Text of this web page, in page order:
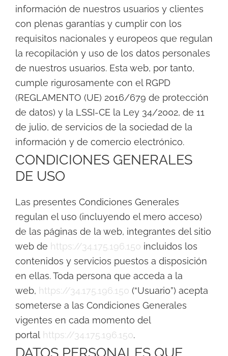
información de nuestros usuarios y clientes
con plenas garantías y cumplir con los
requisitos nacionales y europeos que regulan
la recopilación y uso de los datos personales
de nuestros usuarios. Esta web, por tanto,
cumple rigurosamente con el RGPD
(REGLAMENTO (UE) 2016/679 de protección
de datos) y la LSSI-CE la Ley 34/2002, de 11
de julio, de servicios de la sociedad de la
información y de comercio electrónico.
CONDICIONES GENERALES
DE USO
Las presentes Condiciones Generales
regulan el uso (incluyendo el mero acceso)
de las páginas de la web, integrantes del sitio
web de https://34.175.196.150 incluidos los
contenidos y servicios puestos a disposición
en ellas. Toda persona que acceda a la
web, https://34.175.196.150 (“Usuario”) acepta
someterse a las Condiciones Generales
vigentes en cada momento del
portal https://34.175.196.150.
DATOS PERSONALES QUE